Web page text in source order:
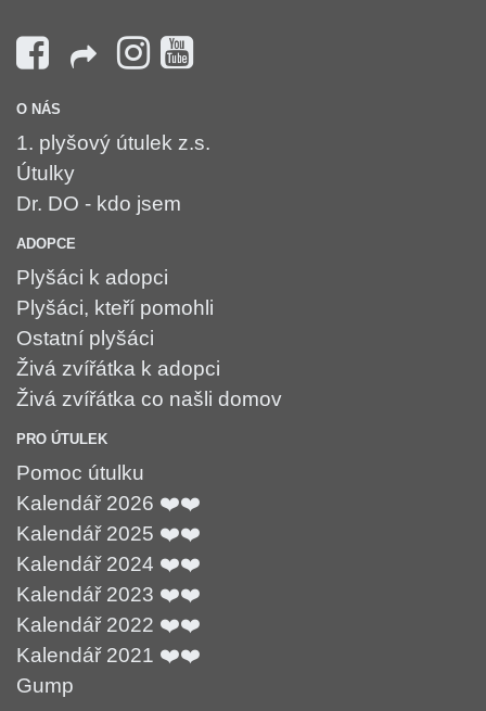
O NÁS
1. plyšový útulek z.s.
Útulky
Dr. DO - kdo jsem
ADOPCE
Plyšáci k adopci
Plyšáci, kteří pomohli
Ostatní plyšáci
Živá zvířátka k adopci
Živá zvířátka co našli domov
PRO ÚTULEK
Pomoc útulku
Kalendář 2026 ❤️❤️
Kalendář 2025 ❤️❤️
Kalendář 2024 ❤️❤️
Kalendář 2023 ❤️❤️
Kalendář 2022 ❤️❤️
Kalendář 2021 ❤️❤️
Gump